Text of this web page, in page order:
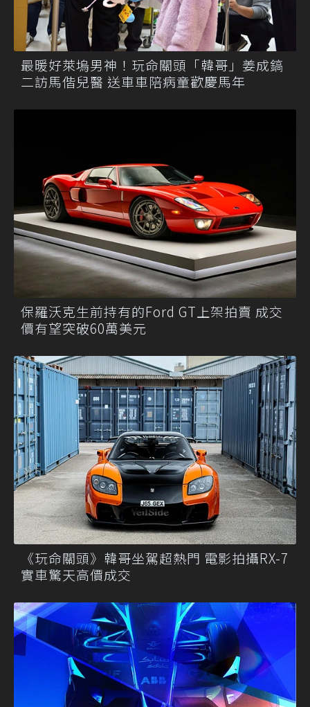
最暖好萊塢男神！玩命關頭「韓哥」姜成鎬
二訪馬偕兒醫 送車車陪病童歡慶馬年
保羅沃克生前持有的Ford GT上架拍賣 成交
價有望突破60萬美元
《玩命關頭》韓哥坐駕超熱門 電影拍攝RX-7
實車驚天高價成交